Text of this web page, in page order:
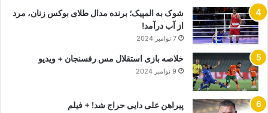
شوک به المپیک؛ برنده مدال طلای بوکس زنان، مرد
از آب درآمد!
7 نوامبر 2024
خلاصه بازی استقلال مس رفسنجان + ویدیو
9 نوامبر 2024
پیراهن علی دایی حراج شد! + فیلم